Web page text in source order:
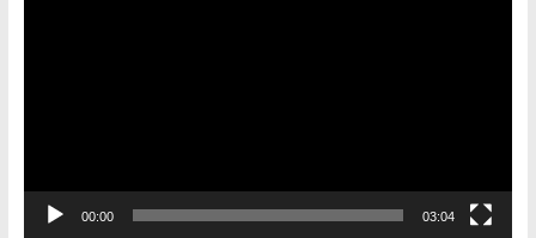
00:00 03:04